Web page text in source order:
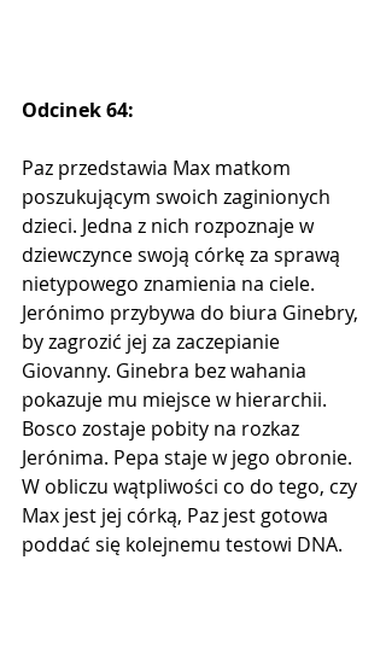
Odcinek 64:
Paz przedstawia Max matkom
poszukującym swoich zaginionych
dzieci. Jedna z nich rozpoznaje w
dziewczynce swoją córkę za sprawą
nietypowego znamienia na ciele.
Jerónimo przybywa do biura Ginebry,
by zagrozić jej za zaczepianie
Giovanny. Ginebra bez wahania
pokazuje mu miejsce w hierarchii.
Bosco zostaje pobity na rozkaz
Jerónima. Pepa staje w jego obronie.
W obliczu wątpliwości co do tego, czy
Max jest jej córką, Paz jest gotowa
poddać się kolejnemu testowi DNA.